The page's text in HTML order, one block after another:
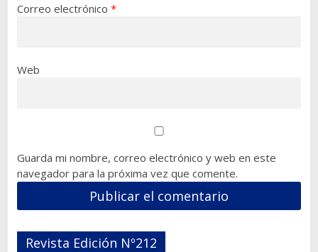
Correo electrónico *
Web
Guarda mi nombre, correo electrónico y web en este
navegador para la próxima vez que comente.
Revista Edición Nº212